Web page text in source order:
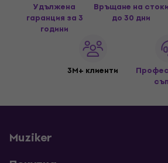
Удължена
гаранция за 3
години
Връщане на стоки
до 30 дни
3M+ клиенти
Muziker